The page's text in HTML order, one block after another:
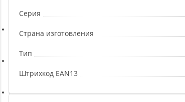
Новинки
Отзывы о товаре
Серия
Страна изготовления
Тип
Штрихкод EAN13